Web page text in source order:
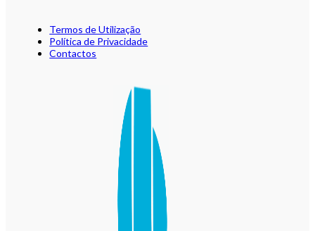
Termos de Utilização
Política de Privacidade
Contactos